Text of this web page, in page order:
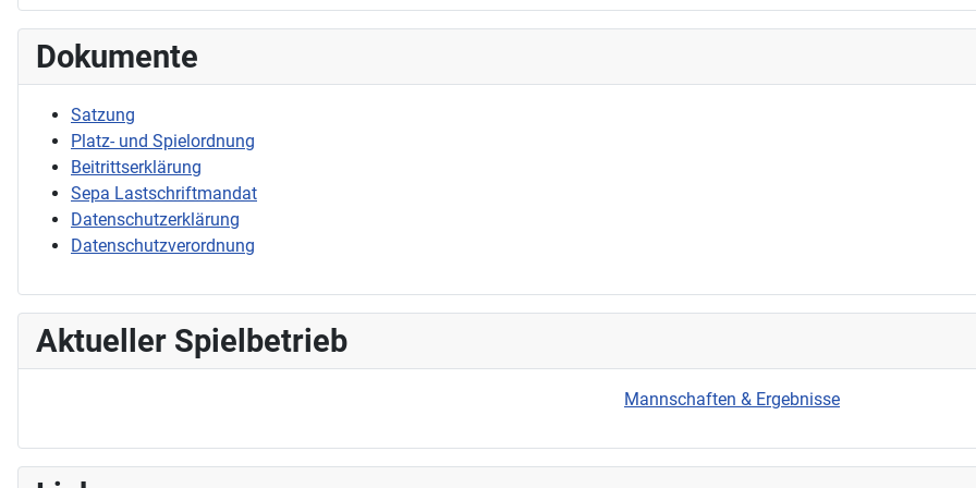
Dokumente
Satzung
Platz- und Spielordnung
Beitrittserklärung
Sepa Lastschriftmandat
Datenschutzerklärung
Datenschutzverordnung
Aktueller Spielbetrieb
Mannschaften & Ergebnisse